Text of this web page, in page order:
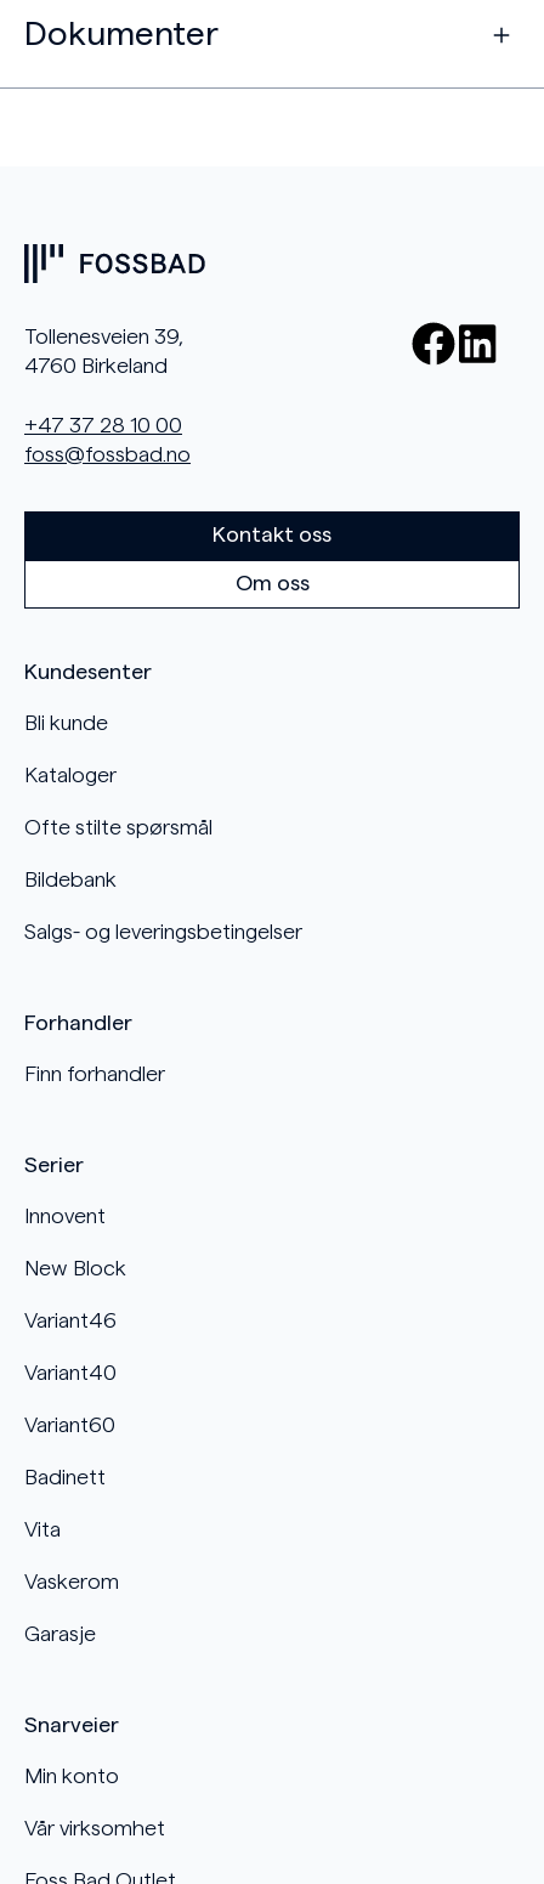
Dokumenter
Tollenesveien 39,
4760 Birkeland
+47 37 28 10 00
foss@fossbad.no
Serier
Innovent
New Block
Variant46
Variant40
Variant60
Badinett
Vita
Vaskerom
Garasje
Kundesenter
Bli kunde
Kataloger
Ofte stilte spørsmål
Bildebank
Salgs- og leveringsbetingelser
Forhandler
Finn forhandler
Snarveier
Min konto
Vår virksomhet
Kontakt oss
Om oss